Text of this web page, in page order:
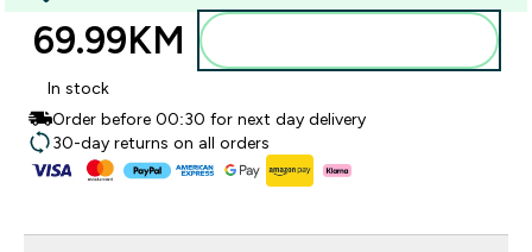
69.99KM‎
In stock
Order before 00:30 for next day delivery
30-day returns on all orders